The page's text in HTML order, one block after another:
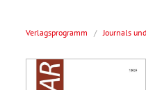
Verlagsprogramm / Journals